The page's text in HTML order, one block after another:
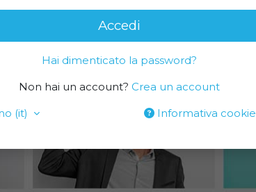
Accedi
Hai dimenticato la password?
Non hai un account? Crea un account
‎(it)‎
Informativa cookie